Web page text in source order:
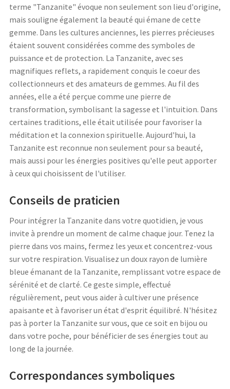
terme "Tanzanite" évoque non seulement son lieu d'origine,
mais souligne également la beauté qui émane de cette
gemme. Dans les cultures anciennes, les pierres précieuses
étaient souvent considérées comme des symboles de
puissance et de protection. La Tanzanite, avec ses
magnifiques reflets, a rapidement conquis le coeur des
collectionneurs et des amateurs de gemmes. Au fil des
années, elle a été perçue comme une pierre de
transformation, symbolisant la sagesse et l'intuition. Dans
certaines traditions, elle était utilisée pour favoriser la
méditation et la connexion spirituelle. Aujourd'hui, la
Tanzanite est reconnue non seulement pour sa beauté,
mais aussi pour les énergies positives qu'elle peut apporter
à ceux qui choisissent de l'utiliser.
Conseils de praticien
Pour intégrer la Tanzanite dans votre quotidien, je vous
invite à prendre un moment de calme chaque jour. Tenez la
pierre dans vos mains, fermez les yeux et concentrez-vous
sur votre respiration. Visualisez un doux rayon de lumière
bleue émanant de la Tanzanite, remplissant votre espace de
sérénité et de clarté. Ce geste simple, effectué
régulièrement, peut vous aider à cultiver une présence
apaisante et à favoriser un état d'esprit équilibré. N'hésitez
pas à porter la Tanzanite sur vous, que ce soit en bijou ou
dans votre poche, pour bénéficier de ses énergies tout au
long de la journée.
Correspondances symboliques